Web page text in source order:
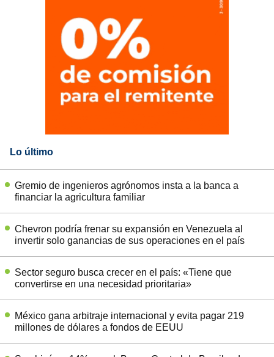
Lo último
Gremio de ingenieros agrónomos insta a la banca a
financiar la agricultura familiar
Chevron podría frenar su expansión en Venezuela al
invertir solo ganancias de sus operaciones en el país
Sector seguro busca crecer en el país: «Tiene que
convertirse en una necesidad prioritaria»
México gana arbitraje internacional y evita pagar 219
millones de dólares a fondos de EEUU